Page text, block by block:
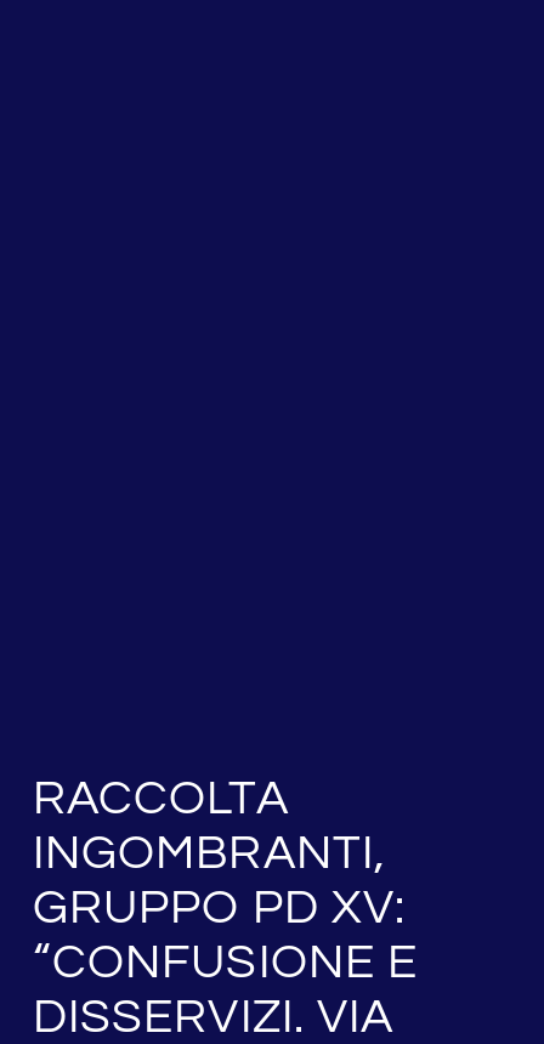
RACCOLTA
INGOMBRANTI,
GRUPPO PD XV:
“CONFUSIONE E
DISSERVIZI. VIA